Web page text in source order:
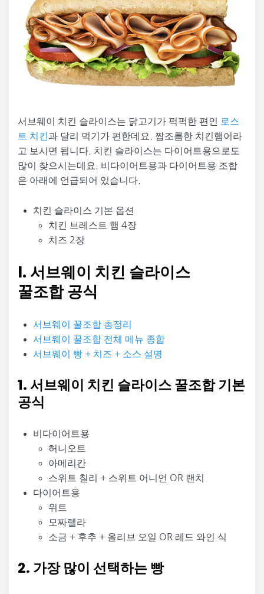
서브웨이 치킨 슬라이스는 닭고기가 퍽퍽한 편인
로스
트 치킨과 달리 먹기가 편한데요. 짭조름한 치킨햄이라
고 보시면 됩니다. 치킨 슬라이스는 다이어트용으로도
많이 찾으시는데요. 비다이어트용과 다이어트용 조합
은 아래에 언급되어 있습니다.
치킨 슬라이스 기본 옵션
치킨 브레스트 햄 4장
치즈 2장
I. 서브웨이 치킨 슬라이스
꿀조합 공식
서브웨이 꿀조합 총정리
서브웨이 꿀조합 전체 메뉴 종합
서브웨이 빵 + 치즈 + 소스 설명
1. 서브웨이 치킨 슬라이스 꿀조합 기본
공식
비다이어트용
허니오트
아메리칸
스위트 칠리 + 스위트 어니언 OR 랜치
다이어트용
위트
모짜렐라
소금 + 후추 + 올리브 오일 OR 레드 와인 식
2. 가장 많이 선택하는 빵